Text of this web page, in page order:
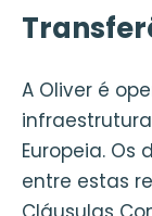
A Oliver é
Europeia.
entre estas